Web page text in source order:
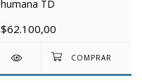
humana TD
$62.100,00